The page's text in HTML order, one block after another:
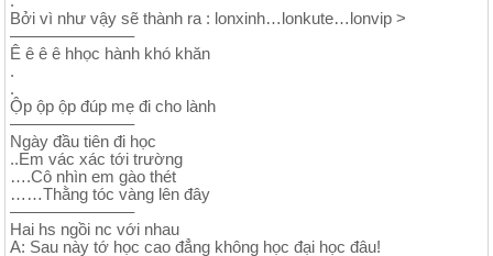
Bởi vì như vậy sẽ thành ra : lonxinh…lonkute…lonvip >
———————–
Ê ê ê ê hhọc hành khó khăn
.
.
Ộp ộp ộp đúp mẹ đi cho lành
———————–
Ngày đầu tiên đi học
..Em vác xác tới trường
….Cô nhìn em gào thét
……Thằng tóc vàng lên đây
———————–
Hai hs ngồi nc với nhau
A: Sau này tớ học cao đẳng không học đại học đâu!